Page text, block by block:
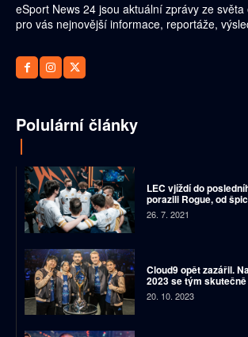
eSport News 24 jsou aktuální zprávy ze
pro vás nejnovější informace, reportáže,
Polulární články
LEC vjíždí do
porazili Rogue, od
26. 7. 2021
Cloud9 opět zazářil.
2023 se tým
20. 10. 2023